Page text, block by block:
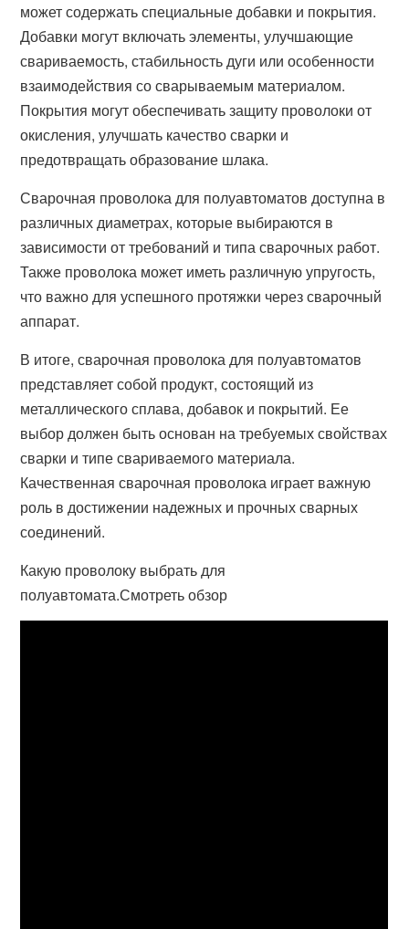
может содержать специальные добавки и покрытия.
Добавки могут включать элементы, улучшающие
свариваемость, стабильность дуги или особенности
взаимодействия со сварываемым материалом.
Покрытия могут обеспечивать защиту проволоки от
окисления, улучшать качество сварки и
предотвращать образование шлака.
Сварочная проволока для полуавтоматов доступна в
различных диаметрах, которые выбираются в
зависимости от требований и типа сварочных работ.
Также проволока может иметь различную упругость,
что важно для успешного протяжки через сварочный
аппарат.
В итоге, сварочная проволока для полуавтоматов
представляет собой продукт, состоящий из
металлического сплава, добавок и покрытий. Ее
выбор должен быть основан на требуемых свойствах
сварки и типе свариваемого материала.
Качественная сварочная проволока играет важную
роль в достижении надежных и прочных сварных
соединений.
Какую проволоку выбрать для
полуавтомата.Смотреть обзор